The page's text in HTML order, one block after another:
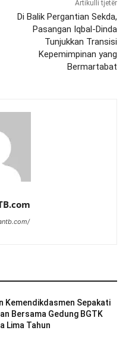
Artikulli tjetër
Di Balik Pergantian Sekda,
Pasangan Iqbal-Dinda
Tunjukkan Transisi
Kepemimpinan yang
Bermartabat
Kemendikdasmen Sepakati
Bersama Gedung BGTK
Lima Tahun